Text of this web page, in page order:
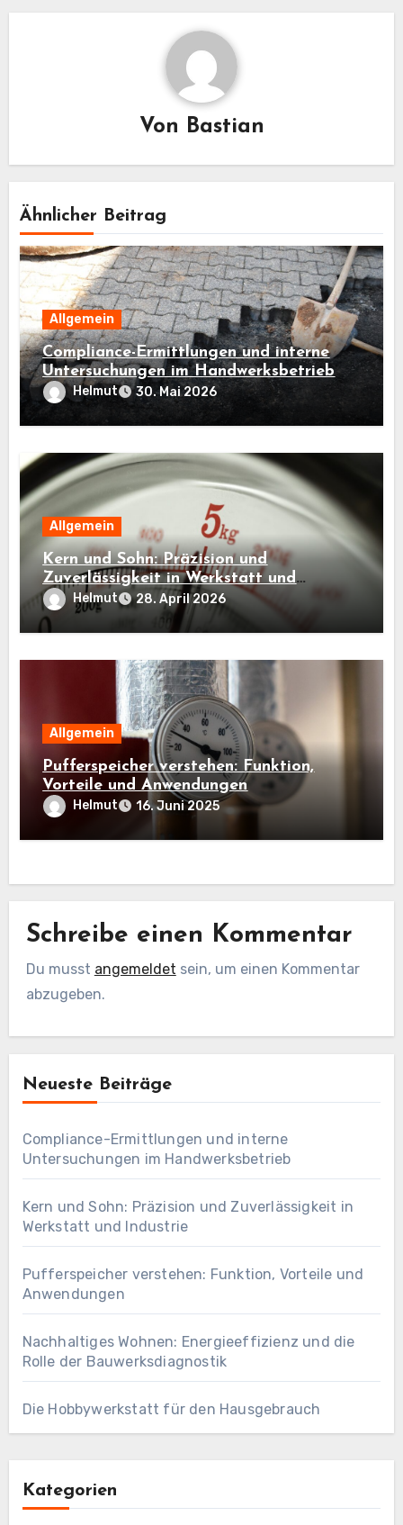
Von Bastian
Ähnlicher Beitrag
Allgemein
Compliance-Ermittlungen und interne
Untersuchungen im Handwerksbetrieb
Helmut 30. Mai 2026
Allgemein
Kern und Sohn: Präzision und
Zuverlässigkeit in Werkstatt und
Industrie
Helmut 28. April 2026
Allgemein
Pufferspeicher verstehen: Funktion,
Vorteile und Anwendungen
Helmut 16. Juni 2025
Schreibe einen Kommentar
Du musst angemeldet sein, um einen Kommentar
abzugeben.
Neueste Beiträge
Compliance-Ermittlungen und interne
Untersuchungen im Handwerksbetrieb
Kern und Sohn: Präzision und Zuverlässigkeit in
Werkstatt und Industrie
Pufferspeicher verstehen: Funktion, Vorteile und
Anwendungen
Nachhaltiges Wohnen: Energieeffizienz und die
Rolle der Bauwerksdiagnostik
Die Hobbywerkstatt für den Hausgebrauch
Kategorien